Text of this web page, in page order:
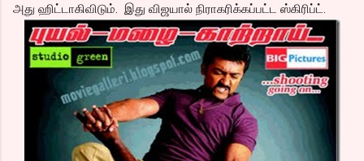
அது ஹிட்டாகிவிடும். இது விஜயால் நிராகரிக்கப்பட்ட ஸ்கிரிப்ட்.